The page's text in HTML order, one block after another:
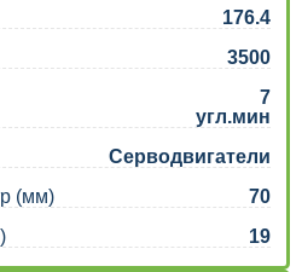
176.4
3500
7
угл.мин
Серводвигатели
(мм)
70
19